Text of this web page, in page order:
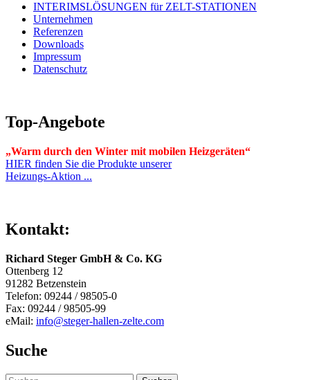
Vermietung, Verkauf, Service
INTERIMSLÖSUNGEN für ZELT-STATIONEN
Unternehmen
Referenzen
Downloads
Impressum
Datenschutz
Top-Angebote
„Warm durch den Winter mit mobilen Heizgeräten“
HIER finden Sie die Produkte unserer
Heizungs-Aktion ...
Kontakt:
Richard Steger GmbH & Co. KG
Ottenberg 12
91282 Betzenstein
Telefon: 09244 / 98505-0
Fax: 09244 / 98505-99
eMail: info@steger-hallen-zelte.com
Suche